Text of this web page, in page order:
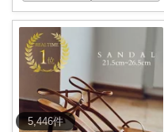
5,446件